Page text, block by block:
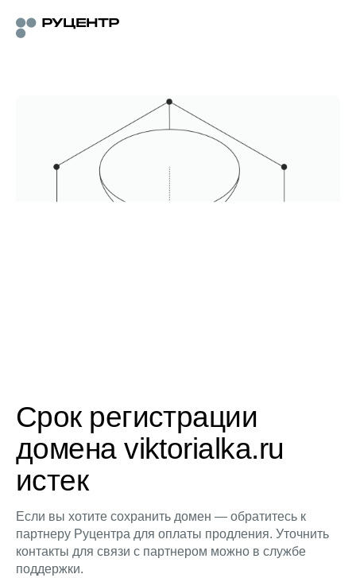
Срок регистрации
домена viktorialka.ru
истек
Если вы хотите сохранить домен — обратитесь к
партнеру Руцентра для оплаты продления. Уточнить
контакты для связи с партнером можно в службе
поддержки.